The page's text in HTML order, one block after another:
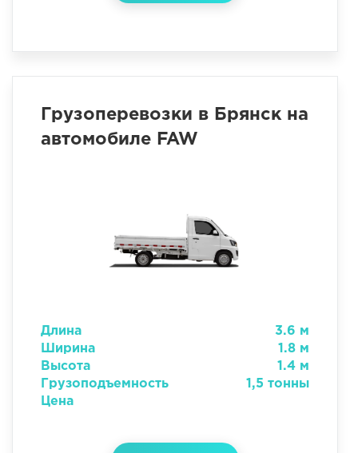
Грузоперевозки в Брянск на
автомобиле FAW
Длина
3.6 м
Ширина
1.8 м
Высота
1.4 м
Грузоподъемность
1,5 тонны
Цена